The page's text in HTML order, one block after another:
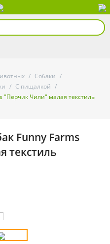
/ Собаки /
/ С пищалкой /
"Перчик Чили" малая текстиль
Funny Farms
текстиль